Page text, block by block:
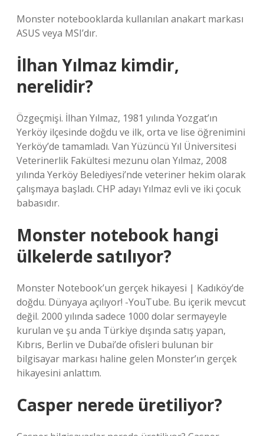
Monster notebooklarda kullanılan anakart markası
ASUS veya MSI’dır.
İlhan Yılmaz kimdir,
nerelidir?
Özgeçmişi. İlhan Yılmaz, 1981 yılında Yozgat’ın
Yerköy ilçesinde doğdu ve ilk, orta ve lise öğrenimini
Yerköy’de tamamladı. Van Yüzüncü Yıl Üniversitesi
Veterinerlik Fakültesi mezunu olan Yılmaz, 2008
yılında Yerköy Belediyesi’nde veteriner hekim olarak
çalışmaya başladı. CHP adayı Yılmaz evli ve iki çocuk
babasıdır.
Monster notebook hangi
ülkelerde satılıyor?
Monster Notebook’un gerçek hikayesi | Kadıköy’de
doğdu. Dünyaya açılıyor! -YouTube. Bu içerik mevcut
değil. 2000 yılında sadece 1000 dolar sermayeyle
kurulan ve şu anda Türkiye dışında satış yapan,
Kıbrıs, Berlin ve Dubai’de ofisleri bulunan bir
bilgisayar markası haline gelen Monster’ın gerçek
hikayesini anlattım.
Casper nerede üretiliyor?